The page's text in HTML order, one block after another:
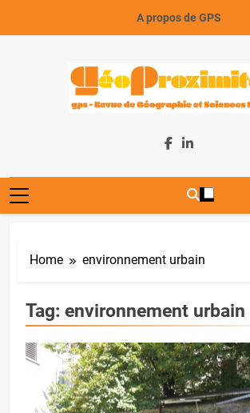
A propos de GPS
Home environnement urbain
Tag: environnement urbain